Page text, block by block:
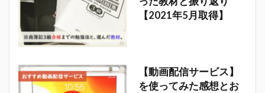
【2021年5月取得】
【動画配信サービス】
を使ってみた感想とお